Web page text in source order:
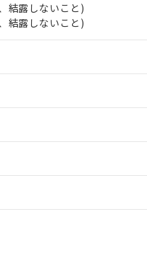
結露しないこと)
結露しないこと)